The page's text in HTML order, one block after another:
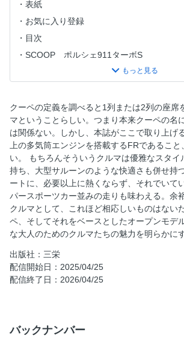
表紙
お気に入り登録
目次
SCOOP ポルシェ911ターボS
SCOOP アルピーヌA310
SPECIAL ATTENTION HWA EVO
FIRST CONTACT ランボルギーニ・ウ
AMAZING COUPE
［アストンマーティンの世界］新型ヴ
試乗
ヴァンキッシュ・ヴォランテ登場
ヴァンキッシュS（2007） vs ヴァンキ
［英国クーペの新たな指針］ベントレ
GTCスピード ＆ ベントレー・コンチネン
［イタリアとイギリスの矜持］マセラテ
オ・トロフェオ vs ベントレー・コンチネ
［電動化の効果は］メルセデスAMG GT
［珠玉のV8対決］レクサスLC500“Sパッ
クーペの定義を調べると1列または2列の座席
マということらしい。つまり本来クーペの名
は関係ない。しかし、本誌がここで取り上げ
上の多気筒エンジンを搭載するFRであるこ
い。 もちろんそういうクルマは優雅なスタイ
持ち、大型サルーンのような快適さも併せ持
ートに、必要以上に熱くならず、それでいて
パースポーツカー並みの走りも味わえる。余
クルマとして、これほど相応しいものはない
ペ、そしてそれをベースとしたオープンモデ
な大人のためのクルマたちの魅力を明らかにす
出版社：三栄
配信開始日：2025/04/25
配信終了日：2026/04/25
バックナンバー